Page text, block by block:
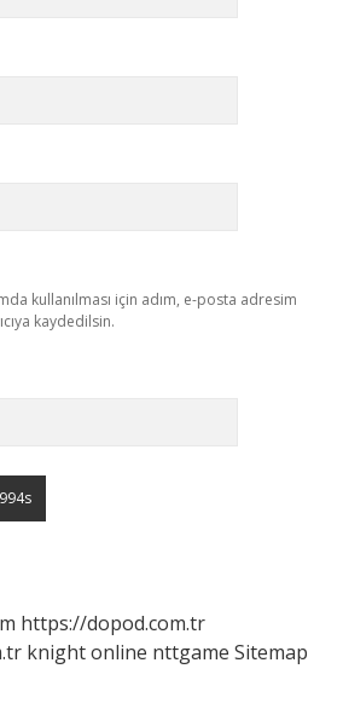
kullanılması için adım, e-posta adresim
kaydedilsin.
https://dopod.com.tr
knight online nttgame Sitemap